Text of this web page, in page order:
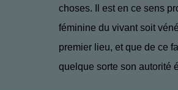
choses. Il est en ce sens
féminine du vivant soit
premier lieu, et que de ce
quelque sorte son autorité